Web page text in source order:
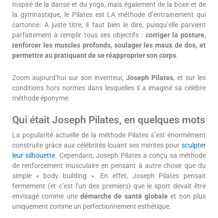
Inspiré de la danse et du yoga, mais également de la boxe et de
la gymnastique, le Pilates est LA méthode d’entrainement qui
cartonne. A juste titre, il faut bien le dire, puisqu’elle parvient
parfaitement à remplir tous ses objectifs : corriger la posture,
renforcer les muscles profonds, soulager les maux de dos, et
permettre au pratiquant de se réapproprier son corps.
Zoom aujourd’hui sur son inventeur, Joseph Pilates, et sur les
conditions hors normes dans lesquelles il a imaginé sa célèbre
méthode éponyme.
Qui était Joseph Pilates, en quelques mots
La popularité actuelle de la méthode Pilates s’est énormément
construite grâce aux célébrités louant ses mérites pour sculpter
leur silhouette. Cependant, Joseph Pilates a conçu sa méthode
de renforcement musculaire en pensant à autre chose que du
simple « body building ». En effet, Joseph Pilates pensait
fermement (et c’est l’un des premiers) que le sport devait être
envisagé comme une démarche de santé globale et non plus
uniquement comme un perfectionnement esthétique.